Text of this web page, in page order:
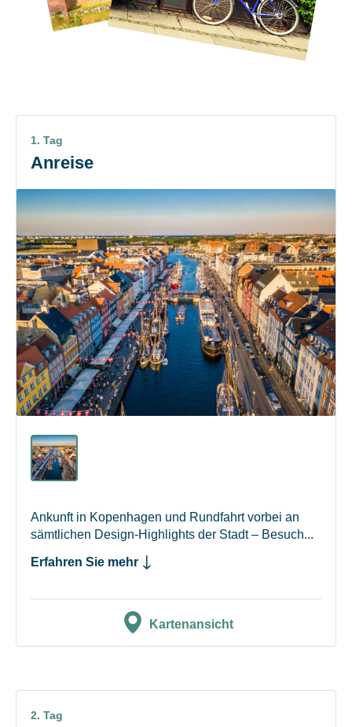
1. Tag
Anreise
Ankunft in Kopenhagen und Rundfahrt vorbei an
sämtlichen Design-Highlights der Stadt – Besuch...
Erfahren Sie mehr
Kartenansicht
2. Tag